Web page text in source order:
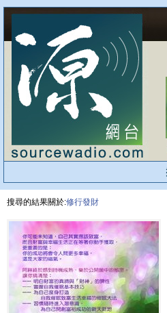
搜尋的結果關於:修行發財